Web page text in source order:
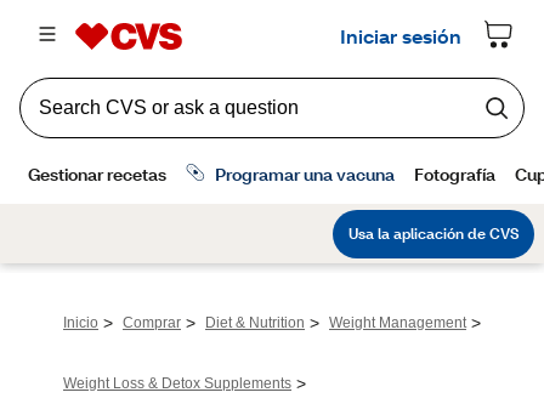
Inicio > Comprar > Diet & Nutrition > Weight Management >
Weight Loss & Detox Supplements >